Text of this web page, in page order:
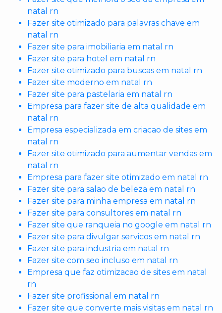
natal rn
Fazer site otimizado para palavras chave em
natal rn
Fazer site para imobiliaria em natal rn
Fazer site para hotel em natal rn
Fazer site otimizado para buscas em natal rn
Fazer site moderno em natal rn
Fazer site para pastelaria em natal rn
Empresa para fazer site de alta qualidade em
natal rn
Empresa especializada em criacao de sites em
natal rn
Fazer site otimizado para aumentar vendas em
natal rn
Empresa para fazer site otimizado em natal rn
Fazer site para salao de beleza em natal rn
Fazer site para minha empresa em natal rn
Fazer site para consultores em natal rn
Fazer site que ranqueia no google em natal rn
Fazer site para divulgar servicos em natal rn
Fazer site para industria em natal rn
Fazer site com seo incluso em natal rn
Empresa que faz otimizacao de sites em natal
rn
Fazer site profissional em natal rn
Fazer site que converte mais visitas em natal rn